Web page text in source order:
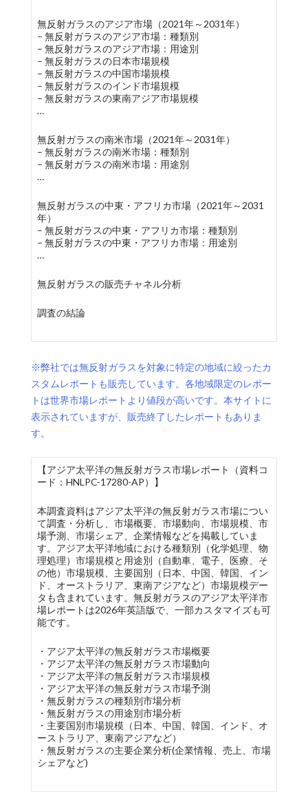
無反射ガラスのアジア市場（2021年～2031年）
– 無反射ガラスのアジア市場：種類別
– 無反射ガラスのアジア市場：用途別
– 無反射ガラスの日本市場規模
– 無反射ガラスの中国市場規模
– 無反射ガラスのインド市場規模
– 無反射ガラスの東南アジア市場規模
…
無反射ガラスの南米市場（2021年～2031年）
– 無反射ガラスの南米市場：種類別
– 無反射ガラスの南米市場：用途別
…
無反射ガラスの中東・アフリカ市場（2021年～2031
年）
– 無反射ガラスの中東・アフリカ市場：種類別
– 無反射ガラスの中東・アフリカ市場：用途別
…
無反射ガラスの販売チャネル分析
調査の結論
※弊社では無反射ガラスを対象に特定の地域に絞ったカ
スタムレポートも販売しています。各地域限定のレポー
トは世界市場レポートより値段が高いです。本サイトに
表示されていますが、販売終了したレポートもありま
す。
【アジア太平洋の無反射ガラス市場レポート（資料コ
ード：HNLPC-17280-AP）】
本調査資料はアジア太平洋の無反射ガラス市場につい
て調査・分析し、市場概要、市場動向、市場規模、市
場予測、市場シェア、企業情報などを掲載していま
す。アジア太平洋地域における種類別（化学処理、物
理処理）市場規模と用途別（自動車、電子、医療、そ
の他）市場規模、主要国別（日本、中国、韓国、イン
ド、オーストラリア、東南アジアなど）市場規模デー
タも含まれています。無反射ガラスのアジア太平洋市
場レポートは2026年英語版で、一部カスタマイズも可
能です。
・アジア太平洋の無反射ガラス市場概要
・アジア太平洋の無反射ガラス市場動向
・アジア太平洋の無反射ガラス市場規模
・アジア太平洋の無反射ガラス市場予測
・無反射ガラスの種類別市場分析
・無反射ガラスの用途別市場分析
・主要国別市場規模（日本、中国、韓国、インド、オ
ーストラリア、東南アジアなど）
・無反射ガラスの主要企業分析(企業情報、売上、市場
シェアなど)